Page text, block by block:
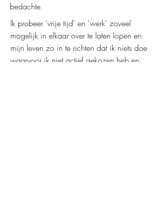
bedachte.
Ik probeer 'vrije tijd' en 'werk' zoveel
mogelijk in elkaar over te laten lopen en
mijn leven zo in te richten dat ik niets doe
waarvoor ik niet actief gekozen heb en